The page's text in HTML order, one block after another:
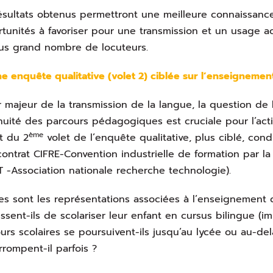
obtenus permettront une meilleure
à favoriser pour une transmission et un usage
grand nombre de locuteurs.
enquête qualitative (volet 2) ciblée sur
majeur de la transmission de la langue, la question
des parcours pédagogiques est cruciale pour
du 2ème volet de l’enquête qualitative, plus ciblé,
CIFRE-Convention industrielle de formation par
-Association nationale recherche technologie).
sont les représentations associées à
ils de scolariser leur enfant en cursus bilingue
scolaires se poursuivent-ils jusqu’au lycée ou au-
il parfois ?